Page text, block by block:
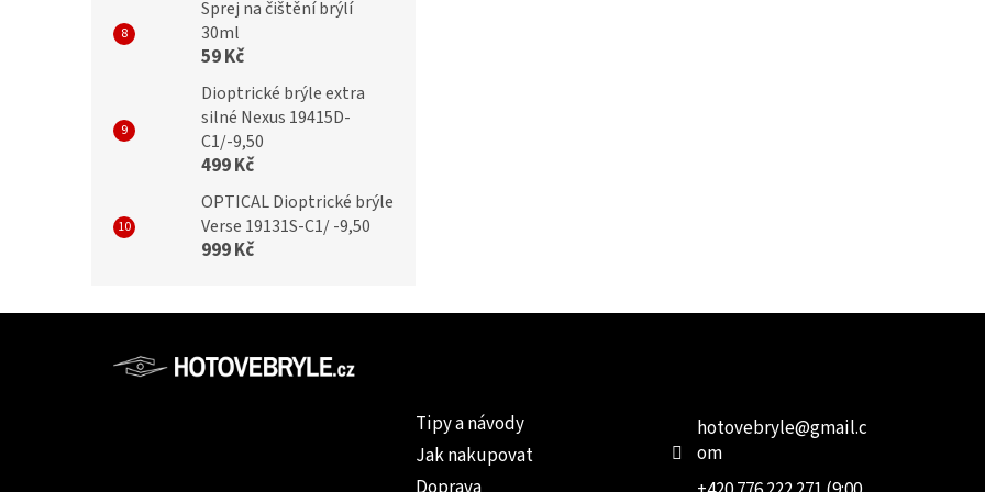
Sprej na čištění brýlí
30ml
59 Kč
Dioptrické brýle extra
silné Nexus 19415D-
C1/-9,50
499 Kč
OPTICAL Dioptrické brýle
Verse 19131S-C1/ -9,50
999 Kč
Tipy a návody
Jak nakupovat
hotovebryle@gmail.c
om